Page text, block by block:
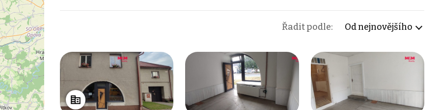
Řadit podle: Od nejnovějšího